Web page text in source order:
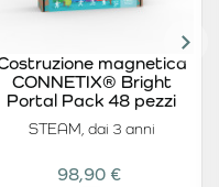
STEAM, dai 3 anni
magnetica
CONNETIX® Bright
Portal Pack 48 pezzi
98,90 €